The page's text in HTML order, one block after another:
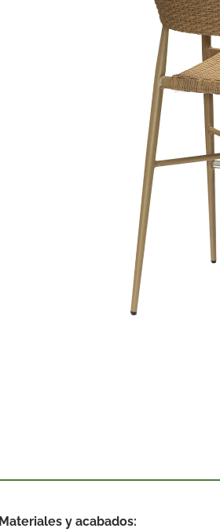
Materiales y acabados: